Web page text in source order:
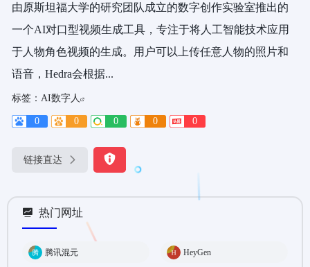
由原斯坦福大学的研究团队成立的数字创作实验室推出的
一个AI对口型视频生成工具，专注于将人工智能技术应用
于人物角色视频的生成。用户可以上传任意人物的照片和
语音，Hedra会根据...
标签： AI数字人
0 0 0 0 0
链接直达
热门网址
腾讯混元 HeyGen